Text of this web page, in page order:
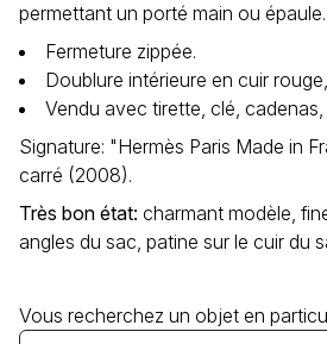
permettant un porté main ou épaule.
Fermeture zippée.
Doublure intérieure en cuir
Vendu avec tirette, clé,
Signature: "Hermès Paris Made in
carré (2008).
Très bon état: charmant modèle,
angles du sac, patine sur le cuir du
Vous recherchez un objet en